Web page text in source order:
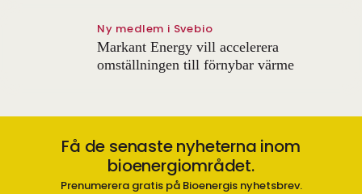
Ny medlem i Svebio
Markant Energy vill accelerera
omställningen till förnybar värme
Få de senaste nyheterna inom
bioenergiområdet.
Prenumerera gratis på Bioenergis nyhetsbrev.